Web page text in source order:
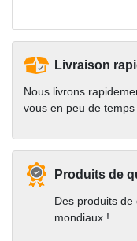
Livraison
Nous livrons
vous en peu de temps
Produits de
Des produits
mondiaux !